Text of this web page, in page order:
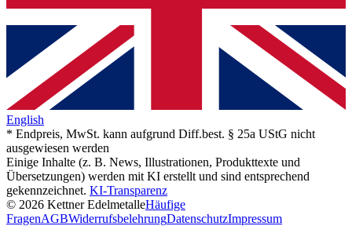
English
* Endpreis, MwSt. kann aufgrund Diff.best. § 25a UStG nicht
ausgewiesen werden
Einige Inhalte (z. B. News, Illustrationen, Produkttexte und
Übersetzungen) werden mit KI erstellt und sind entsprechend
gekennzeichnet. KI-Transparenz
© 2026 Kettner EdelmetalleHäufige
FragenAGBWiderrufsbelehrungDatenschutzImpressum